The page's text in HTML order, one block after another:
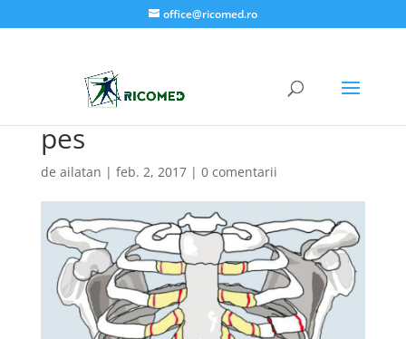
office@ricomed.ro
pes
de ailatan | feb. 2, 2017| 0 comentarii